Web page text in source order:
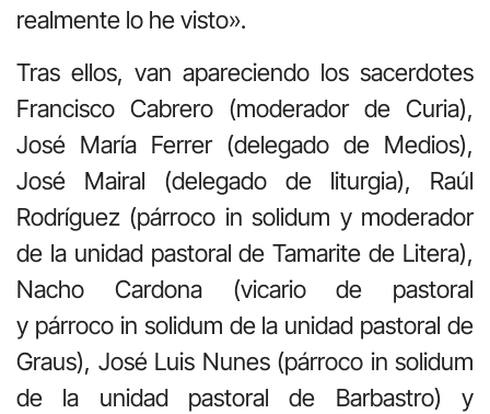
realmente lo he visto».
Tras ellos, van apareciendo los sacerdotes
Francisco Cabrero (moderador de Curia),
José María Ferrer (delegado de Medios),
José Mairal (delegado de liturgia), Raúl
Rodríguez (párroco in solidum y moderador
de la unidad pastoral de Tamarite de Litera),
Nacho Cardona (vicario de pastoral
y párroco in solidum de la unidad pastoral de
Graus), José Luis Nunes (párroco in solidum
de la unidad pastoral de Barbastro) y